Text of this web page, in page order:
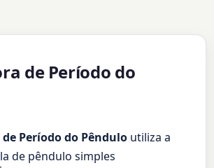
de Período do
Período do Pêndulo utiliza a
de pêndulo simples